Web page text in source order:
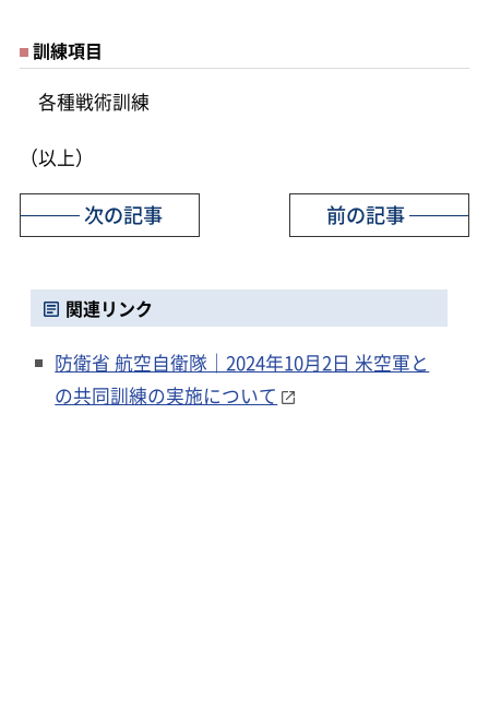
訓練項目
各種戦術訓練
（以上）
前の記事
次の記事
関連リンク
防衛省 航空自衛隊｜2024年10月2日 米空軍と
の共同訓練の実施について